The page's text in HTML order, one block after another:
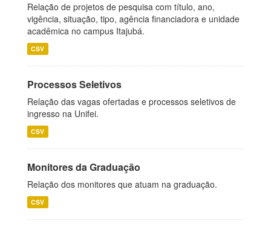
Relação de projetos de pesquisa com título, ano,
vigência, situação, tipo, agência financiadora e unidade
acadêmica no campus Itajubá.
CSV
Processos Seletivos
Relação das vagas ofertadas e processos seletivos de
ingresso na Unifei.
CSV
Monitores da Graduação
Relação dos monitores que atuam na graduação.
CSV